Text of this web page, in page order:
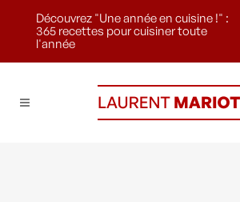
Découvrez "Une année en cuisine !" :
365 recettes pour cuisiner toute
l'année